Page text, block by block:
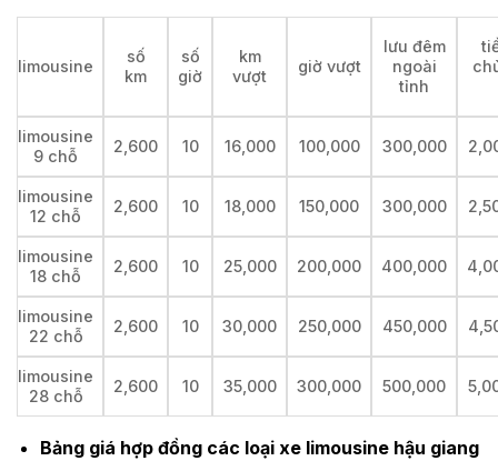
limousine
số
km
số
giờ
km
vượt
giờ vượt
lưu đêm
ngoài
tỉnh
limousine
9 chỗ
2,600 10 16,000 100,000 300,000
limousine
12 chỗ
2,600 10 18,000 150,000 300,000
limousine
18 chỗ
2,600 10 25,000 200,000 400,000
limousine
22 chỗ
2,600 10 30,000 250,000 450,000
limousine
28 chỗ
2,600 10 35,000 300,000 500,000
Bảng giá hợp đồng các loại xe limousine hậu giang